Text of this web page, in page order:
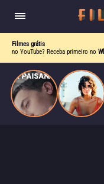
Filmes grátis
no YouTube? Receba primeiro no
quando se apaixona